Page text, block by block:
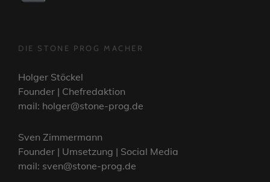
DIE STONE PROG MACHER
Holger Stöckel
Founder | Chefredaktion
mail: holger@stone-prog.de
Sven Zimmermann
Founder | Umsetzung | Social Media
mail: sven@stone-prog.de